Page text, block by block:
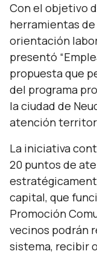
Con el objetivo
herramientas
orientación
presentó
propuesta que
del programa
la ciudad de
atención
La iniciativa
20 puntos de
capital, que
Promoción
vecinos podrán
sistema, recibir